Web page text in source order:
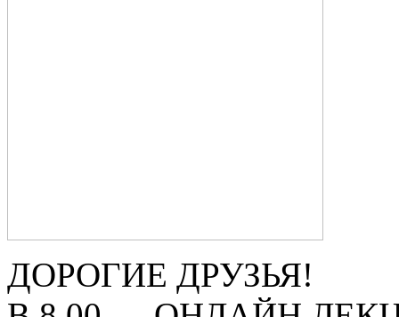
ДОРОГИЕ ДРУЗЬЯ!